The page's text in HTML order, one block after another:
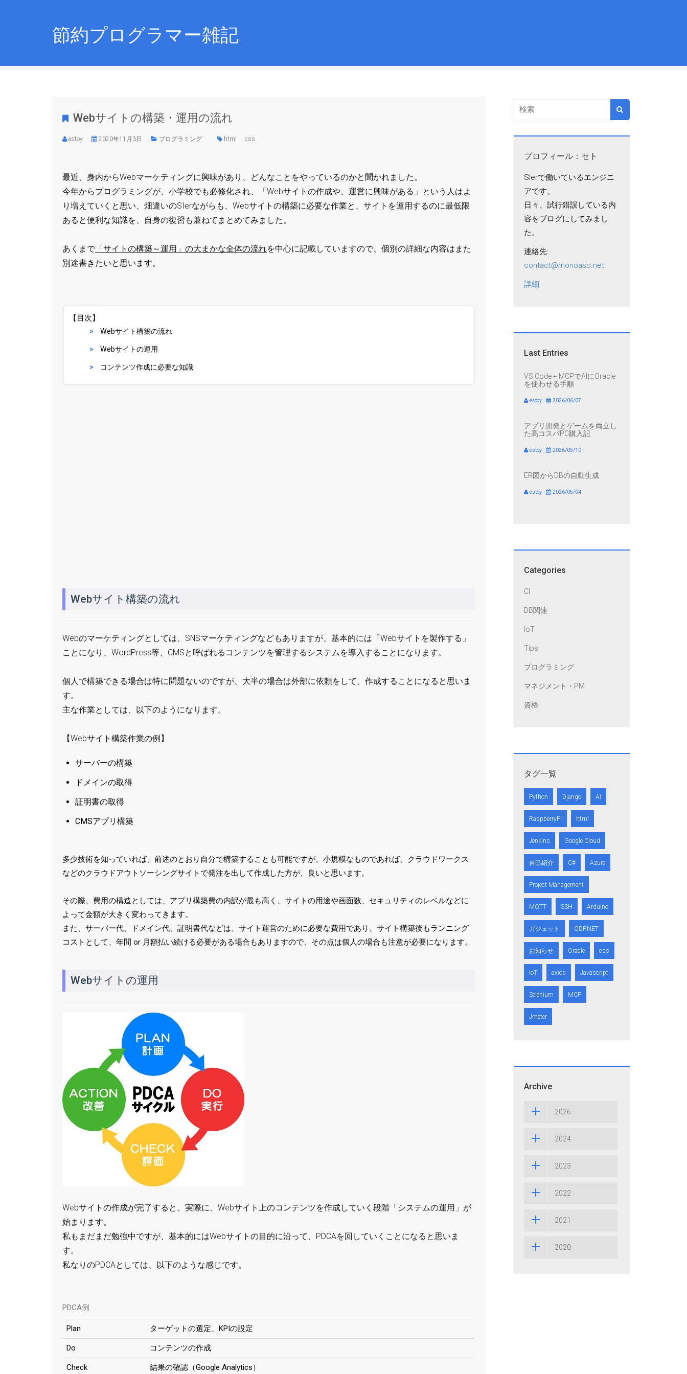
節約プログラマー雑記
Webサイトの構築・運用の流れ
estoy 2020年11月3日 プログラミング html css
最近、身内からWebマーケティングに興味があり、どんなことをやっているのかと聞かれました。
今年からプログラミングが、小学校でも必修化され、「Webサイトの作成や、運営に興味がある」という人はよ
り増えていくと思い、畑違いのSIerながらも、Webサイトの構築に必要な作業と、サイトを運用するのに最低限
あると便利な知識を、自身の復習も兼ねてまとめてみました。
あくまで「サイトの構築～運用」の大まかな全体の流れを中心に記載していますので、個別の詳細な内容はまた
別途書きたいと思います。
【目次】
Webサイト構築の流れ
Webサイトの運用
コンテンツ作成に必要な知識
Webサイト構築の流れ
Webのマーケティングとしては、SNSマーケティングなどもありますが、基本的には「Webサイトを製作する」
ことになり、WordPress等、CMSと呼ばれるコンテンツを管理するシステムを導入することになります。
個人で構築できる場合は特に問題ないのですが、大半の場合は外部に依頼をして、作成することになると思いま
す。
主な作業としては、以下のようになります。
【Webサイト構築作業の例】
サーバーの構築
ドメインの取得
証明書の取得
CMSアプリ構築
多少技術を知っていれば、前述のとおり自分で構築することも可能ですが、小規模なものであれば、クラウドワークス
などのクラウドアウトソーシングサイトで発注を出して作成した方が、良いと思います。
その際、費用の構造としては、アプリ構築費の内訳が最も高く、サイトの用途や画面数、セキュリティのレベルなどに
よって金額が大きく変わってきます。
また、サーバー代、ドメイン代、証明書代などは、サイト運営のために必要な費用であり、サイト構築後もランニング
コストとして、年間 or 月額払い続ける必要がある場合もありますので、その点は個人の場合も注意が必要になります。
Webサイトの運用
Webサイトの作成が完了すると、実際に、Webサイト上のコンテンツを作成していく段階「システムの運用」が
始まります。
私もまだまだ勉強中ですが、基本的にはWebサイトの目的に沿って、PDCAを回していくことになると思いま
す。
私なりのPDCAとしては、以下のような感じです。
PDCA例
Plan ターゲットの選定、KPIの設定
Do コンテンツの作成
Check 結果の確認（Google Analytics）
プロフィール：セト
SIerで働いているエンジニ
アです。
日々、試行錯誤している内
容をブログにしてみまし
た。
連絡先:
contact@monoaso.net
詳細
Last Entries
VS Code + MCPでAIにOracle
を使わせる手順
estoy 2026/06/07
アプリ開発とゲームを両立し
た高コスパPC購入記
estoy 2026/05/10
ER図からDBの自動生成
estoy 2026/05/04
Categories
CI
DB関連
IoT
Tips
プログラミング
マネジメント・PM
資格
タグ一覧
Python Django AI
RaspberryPi html
Jenkins Google Cloud
自己紹介 C# Azure
Project Management
MQTT SSH Arduino
ガジェット ODP.NET
お知らせ Oracle css
IoT axios Javascript
Selenium MCP
Jmeter
Archive
2026
2024
2023
2022
2021
2020